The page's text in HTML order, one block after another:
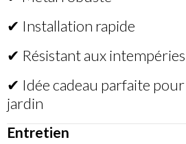
✔ Installation rapide
✔ Résistant aux intempéries
✔ Idée cadeau parfaite
jardin
Entretien